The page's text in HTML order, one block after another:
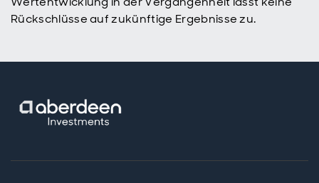
Rückschlüsse auf zukünftige Ergebnisse zu.